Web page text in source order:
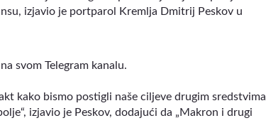
izjavio je portparol Kremlja Dmitrij Peskov u
svom Telegram kanalu.
kako bismo postigli naše ciljeve drugim sredstvima
izjavio je Peskov, dodajući da „Makron i drugi